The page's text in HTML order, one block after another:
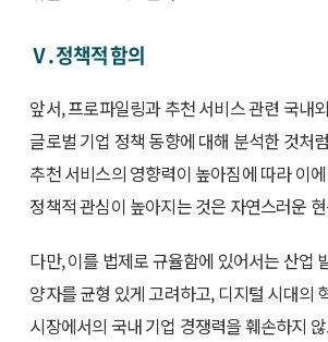
Ⅴ. 정책적 함의
앞서, 프로파일링과 추천 서비스 관련 국내
글로벌 기업 정책 동향에 대해 분석한 것처
추천 서비스의 영향력이 높아짐에 따라 이
정책적 관심이 높아지는 것은 자연스러운
다만, 이를 법제로 규율함에 있어서는 산업
양자를 균형 있게 고려하고, 디지털 시대의
시장에서의 국내 기업 경쟁력을 훼손하지